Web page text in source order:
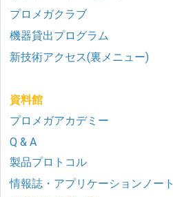
プロメガクラブ
機器貸出プログラム
新技術アクセス(裏メニュー)
資料館
プロメガアカデミー
Q & A
製品プロトコル
情報誌・アプリケーションノート